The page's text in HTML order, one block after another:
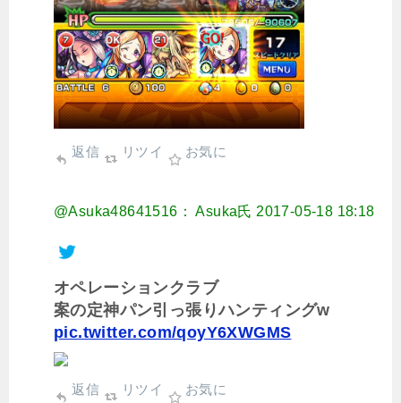
返信 リツイ お気に
@Asuka48641516： Asuka氏 2017-05-18 18:18
オペレーションクラブ
案の定神パン引っ張りハンティングw
pic.twitter.com/qoyY6XWGMS
返信 リツイ お気に